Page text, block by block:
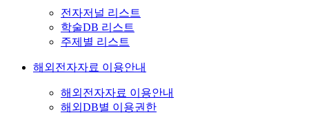
전자저널 리스트
학술DB 리스트
주제별 리스트
해외전자자료 이용안내
해외전자자료 이용안내
해외DB별 이용권한